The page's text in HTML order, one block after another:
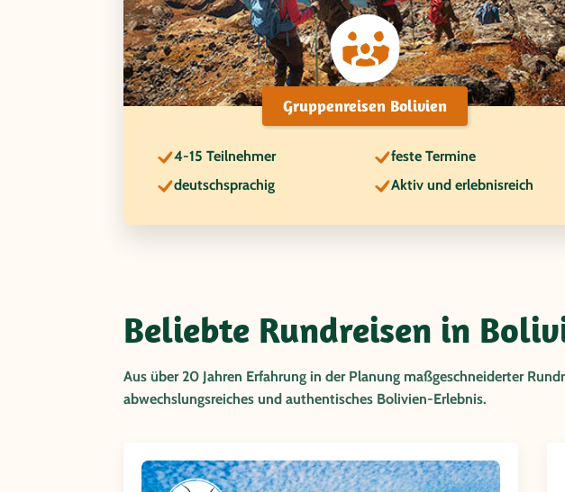
Gruppenreisen Bolivien
4-15 Teilnehmer
feste Termine
deutschsprachig
Aktiv und erlebnisreich
Beliebte Rundreisen in
Aus über 20 Jahren Erfahrung in der Planung maßgeschneiderter
abwechslungsreiches und authentisches Bolivien-Erlebnis.